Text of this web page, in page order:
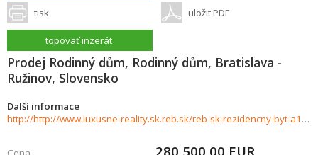
tisk uložit PDF
topovať inzerát
Prodej Rodinný dům, Rodinný dům, Bratislava -
Ružinov, Slovensko
Další informace
http://http://www.luxusne-reality.sk.reb.sk/reb-sk-rezidencny-byt-a1-so-zahradou-v-rodinnom-dome-ruzinov-1017604
280 500,00 EUR